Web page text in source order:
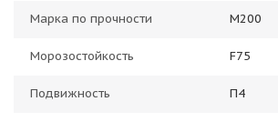
Марка по прочности М200
Морозостойкость F75
Подвижность П4